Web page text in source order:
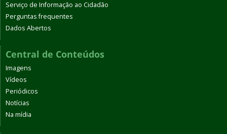
Serviço de Informação ao Cidadão
Perguntas frequentes
Dados Abertos
Central de Conteúdos
Imagens
Vídeos
Periódicos
Notícias
Na mídia